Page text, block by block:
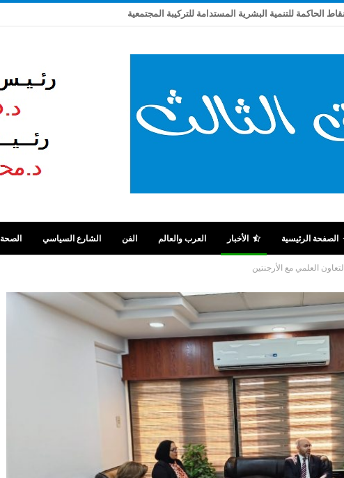
الحاكمة للتنمية البشرية المستدامة للتركيبة المجتمعية
الصفحة الرئيسية الأخبار العرب والعالم الفن الشارع السياسي الصحة
العلمي مع الأرجنتين